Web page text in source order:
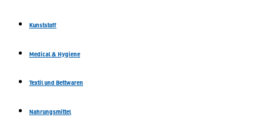
Kunststoff
Medical & Hygiene
Textil und Bettwaren
Nahrungsmittel